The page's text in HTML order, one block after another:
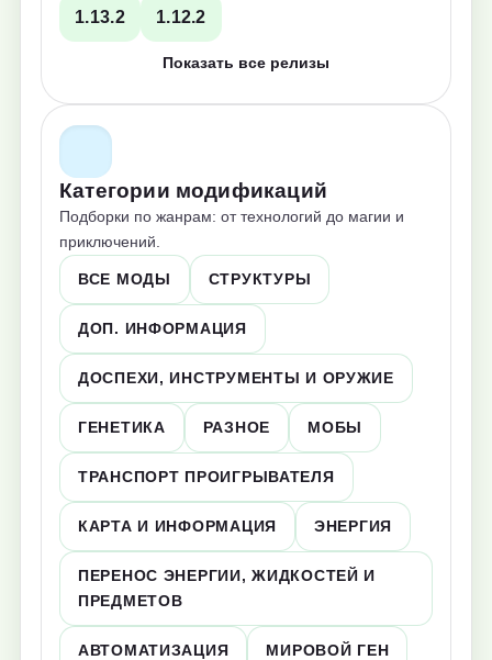
1.13.2 1.12.2
Показать все релизы
Категории модификаций
Подборки по жанрам: от технологий до магии и
приключений.
ВСЕ МОДЫ СТРУКТУРЫ
ДОП. ИНФОРМАЦИЯ
ДОСПЕХИ, ИНСТРУМЕНТЫ И ОРУЖИЕ
ГЕНЕТИКА РАЗНОЕ МОБЫ
ТРАНСПОРТ ПРОИГРЫВАТЕЛЯ
КАРТА И ИНФОРМАЦИЯ ЭНЕРГИЯ
ПЕРЕНОС ЭНЕРГИИ, ЖИДКОСТЕЙ И
ПРЕДМЕТОВ
АВТОМАТИЗАЦИЯ МИРОВОЙ ГЕН